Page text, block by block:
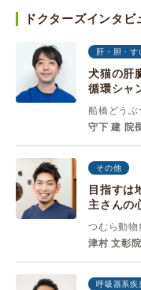
ドクターズインタビ
肝・胆・す
犬猫の肝
循環シャ
船橋どうぶ
守下 建 院
その他
目指すは
主さんの
つむら動物
津村 文彰
呼吸器系疾